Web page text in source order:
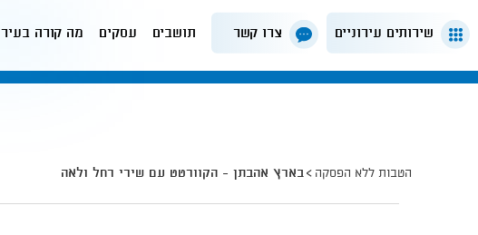
שירותים עירוניים צרו קשר תושבים עסקים מה קורה בעיר
הטבות ללא הפסקה בארץ אהבתן - הקוורטט עם שירי רחל ולאה